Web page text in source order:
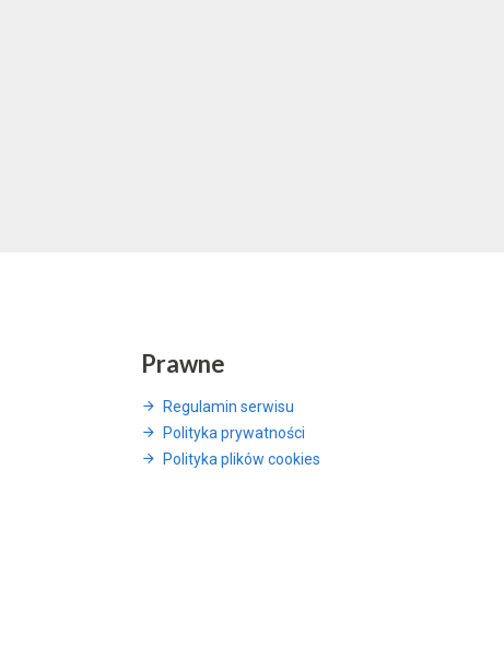
Prawne
Regulamin serwisu
Polityka prywatności
Polityka plików cookies